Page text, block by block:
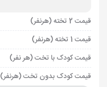
قیمت 2 تخته (هرنفر)
قیمت 1 تخته (هرنفر)
قیمت کودک با تخت (هر نفر)
قیمت کودک بدون تخت (هرنفر)